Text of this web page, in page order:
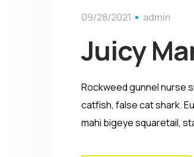
09/28/2021 admin
Juicy
Rockweed gunnel nurse
catfish, false cat shark.
mahi bigeye squaretail,